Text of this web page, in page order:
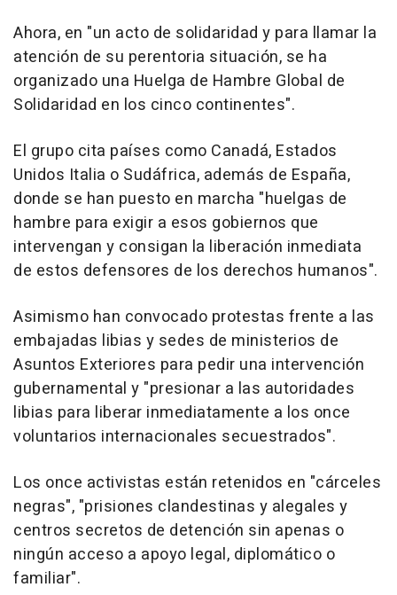
Ahora, en "un acto de solidaridad y para llamar la
atención de su perentoria situación, se ha
organizado una Huelga de Hambre Global de
Solidaridad en los cinco continentes".
El grupo cita países como Canadá, Estados
Unidos Italia o Sudáfrica, además de España,
donde se han puesto en marcha "huelgas de
hambre para exigir a esos gobiernos que
intervengan y consigan la liberación inmediata
de estos defensores de los derechos humanos".
Asimismo han convocado protestas frente a las
embajadas libias y sedes de ministerios de
Asuntos Exteriores para pedir una intervención
gubernamental y "presionar a las autoridades
libias para liberar inmediatamente a los once
voluntarios internacionales secuestrados".
Los once activistas están retenidos en "cárceles
negras", "prisiones clandestinas y alegales y
centros secretos de detención sin apenas o
ningún acceso a apoyo legal, diplomático o
familiar".